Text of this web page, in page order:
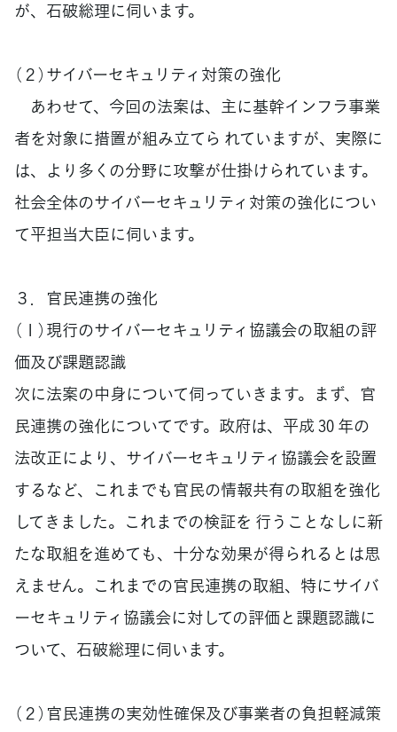
が、石破総理に伺います。
（２）サイバーセキュリティ対策の強化
あわせて、今回の法案は、主に基幹インフラ事業
者を対象に措置が組み立てら れていますが、実際に
は、より多くの分野に攻撃が仕掛けられています。
社会全体のサイバーセキュリティ対策の強化につい
て平担当大臣に伺います。
３．官民連携の強化
（１）現行のサイバーセキュリティ協議会の取組の評
価及び課題認識
次に法案の中身について伺っていきます。まず、官
民連携の強化についてです。政府は、平成 30 年の
法改正により、サイバーセキュリティ協議会を設置
するなど、これまでも官民の情報共有の取組を強化
してきました。これまでの検証を 行うことなしに新
たな取組を進めても、十分な効果が得られるとは思
えません。これまでの官民連携の取組、特にサイバ
ーセキュリティ協議会に対しての評価と課題認識に
ついて、石破総理に伺います。
（２）官民連携の実効性確保及び事業者の負担軽減策